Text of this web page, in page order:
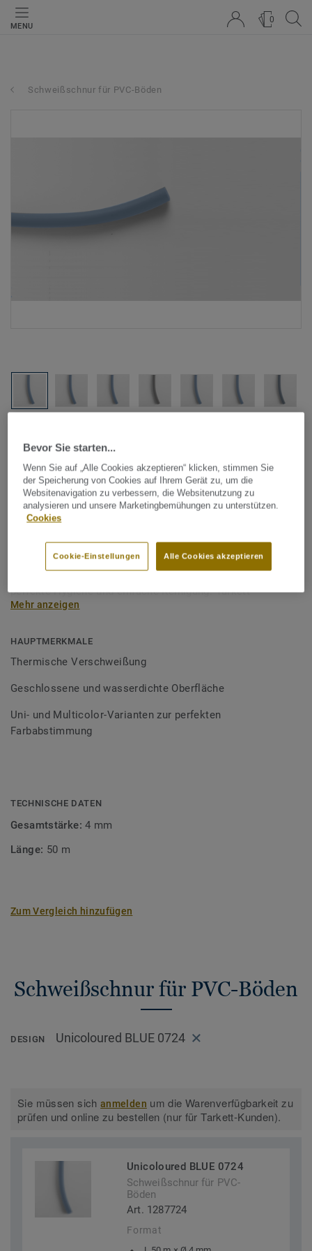
MENU
0
Schweißschnur für PVC-Böden
Tarkett Zubehör Komplettsortiment|Schweißschnüre
Schweißschnur für PVC-Böden
- Unicoloured BLUE 0724
Schweißschnüre werden zur thermischen Verschweißung
zweier PVC-Bahnen verwendet und sorgen für eine
wasserdichte und geschlossene Oberfläche, Grundlage für
perfekte Hygiene und einfache Reinigung. Tarkett
Schweißschnüre sind erhältlich in den Varianten Uni und
Bodenbelagssortiment abgestimmt. Durch die Verwendung
von Kontrastfarben lassen sich auch besondere
Mehr anzeigen
HAUPTMERKMALE
Thermische Verschweißung
Geschlossene und wasserdichte Oberfläche
Uni- und Multicolor-Varianten zur perfekten
Farbabstimmung
TECHNISCHE DATEN
Gesamtstärke:4 mm
Länge: 50 m
Zum Vergleich hinzufügen
Schweißschnur für PVC-Böden
DESIGN Unicoloured BLUE 0724
Sie müssen sichanmelden um die Warenverfügbarkeit zu
prüfen und online zu bestellen (nur für Tarkett-Kunden).
Unicoloured BLUE 0724
Schweißschnur für PVC-
Böden
Art. 1287724
Format
Bevor Sie starten...
Wenn Sie auf „Alle Cookies akzeptieren“ klicken, stimmen Sie
der Speicherung von Cookies auf Ihrem Gerät zu, um die
Websitenavigation zu verbessern, die Websitenutzung zu
analysieren und unsere Marketingbemühungen zu unterstützen.
Cookies
Alle Cookies akzeptieren
Cookie-Einstellungen